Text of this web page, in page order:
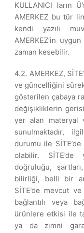
KULLANICI ların
AMERKEZ bu tür
kendi yazılı
AMERKEZ’in
zaman kesebilir.
4.2. AMERKEZ,
ve güncelliğini
gösterilen çabaya
değişikliklerin
yer alan materyal
sunulmaktadır,
durumu ile
olabilir.
doğruluğu,
bilirliği, belli bir
SİTE’de mevcut
bağlantılı veya
ürünlere etkisi ile
ya da zımni